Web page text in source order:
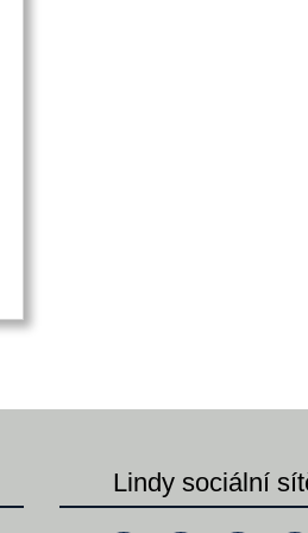
Lindy sociální